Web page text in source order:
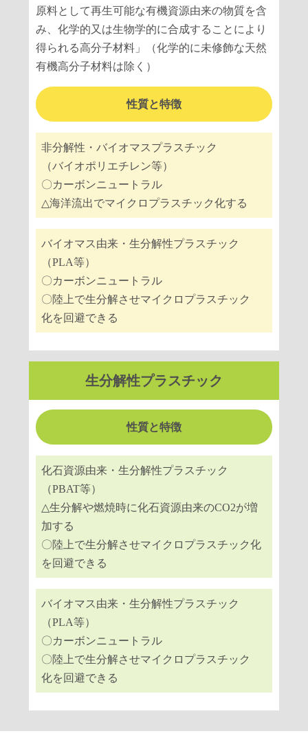
原料として再⽣可能な有機資源由来の物質を含
み、化学的⼜は⽣物学的に合成することにより
得られる⾼分⼦材料」（化学的に未修飾な天然
有機⾼分⼦材料は除く）
性質と特徴
⾮分解性・バイオマスプラスチック
（バイオポリエチレン等）
〇カーボンニュートラル
△海洋流出でマイクロプラスチック化する
バイオマス由来・⽣分解性プラスチック
（PLA等）
〇カーボンニュートラル
〇陸上で⽣分解させマイクロプラスチック
化を回避できる
⽣分解性プラスチック
性質と特徴
化⽯資源由来・⽣分解性プラスチック
（PBAT等）
△⽣分解や燃焼時に化⽯資源由来のCO2が増
加する
〇陸上で⽣分解させマイクロプラスチック化
を回避できる
バイオマス由来・⽣分解性プラスチック
（PLA等）
〇カーボンニュートラル
〇陸上で⽣分解させマイクロプラスチック
化を回避できる